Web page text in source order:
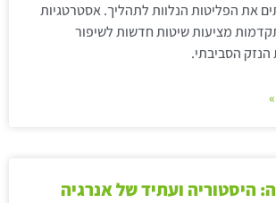
את הפליטות הנלוות לתהליך. אסטרטגיות
מציעות שיטות חדשות לשיפור
הסביבתי.
היסטוריה ועתיד של אנרגיה